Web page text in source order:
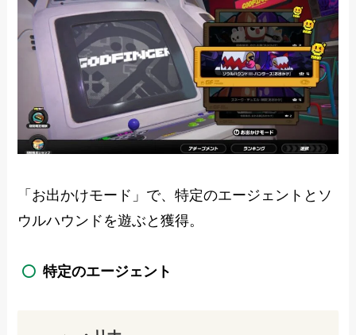
「お出かけモード」で、特定のエージェントとソ
ウルハウンドを遊ぶと獲得。
特定のエージェント